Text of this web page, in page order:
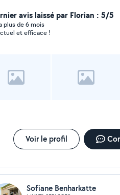
avis laissé par Florian : 5/5
plus de 6 mois
et efficace !
Voir le profil
Sofiane Benharkatte